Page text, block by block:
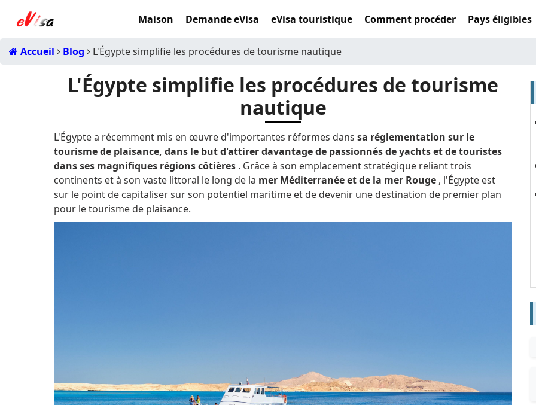
Maison Demande eVisa eVisa touristique Comment procéder Pays éligibles
Accueil Blog L'Égypte simplifie les procédures de tourisme nautique
L'Égypte simplifie les procédures de tourisme
nautique
L'Égypte a récemment mis en œuvre d'importantes réformes dans sa réglementation sur le
tourisme de plaisance, dans le but d'attirer davantage de passionnés de yachts et de touristes
dans ses magnifiques régions côtières . Grâce à son emplacement stratégique reliant trois
continents et à son vaste littoral le long de la mer Méditerranée et de la mer Rouge , l'Égypte est
sur le point de capitaliser sur son potentiel maritime et de devenir une destination de premier plan
pour le tourisme de plaisance.